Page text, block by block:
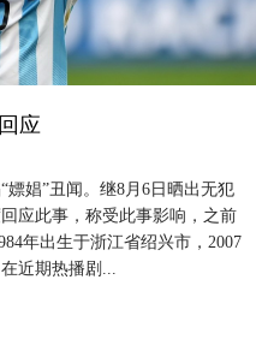
应
娼”丑闻。继8月6日晒出无犯
应此事，称受此事影响，之前
年出生于浙江省绍兴市，2007
近期热播剧...